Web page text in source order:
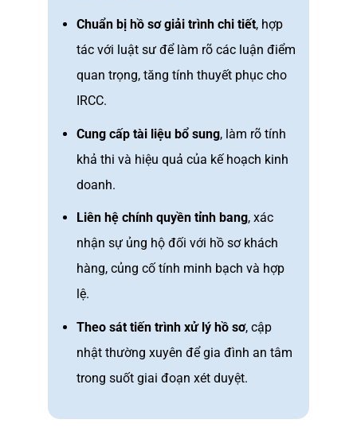
Chuẩn bị hồ sơ giải trình chi tiết, hợp
tác với luật sư để làm rõ các luận điểm
quan trọng, tăng tính thuyết phục cho
IRCC.
Cung cấp tài liệu bổ sung, làm rõ tính
khả thi và hiệu quả của kế hoạch kinh
doanh.
Liên hệ chính quyền tỉnh bang, xác
nhận sự ủng hộ đối với hồ sơ khách
hàng, củng cố tính minh bạch và hợp
lệ.
Theo sát tiến trình xử lý hồ sơ, cập
nhật thường xuyên để gia đình an tâm
trong suốt giai đoạn xét duyệt.